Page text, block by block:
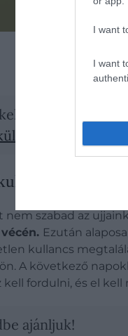
I want
I want
is lehet
szabad az
Ezután
kullancs
A következő
kell fordulni, és el
ajánljuk!